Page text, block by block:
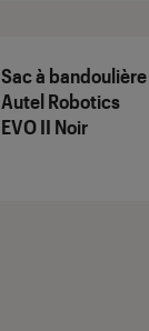
Sac à bandoulière
Autel Robotics
EVO II Noir